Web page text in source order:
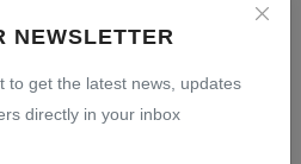
NEWSLETTER
to get the latest news, updates
directly in your inbox